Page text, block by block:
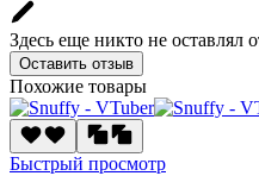
Здесь еще никто не оставлял
Оставить отзыв
Похожие товары
Быстрый просмотр